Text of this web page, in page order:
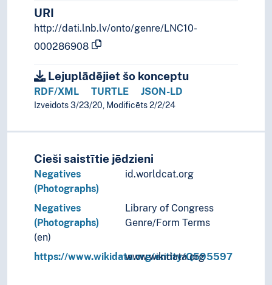
URI
http://dati.lnb.lv/onto/genre/LNC10-
000286908
Lejuplādējiet šo konceptu
RDF/XML TURTLE JSON-LD
Izveidots 3/23/20, Modificēts 2/2/24
Cieši saistītie jēdzieni
Negatives
(Photographs)
id.worldcat.org
Negatives
(Photographs)
(en)
Library of Congress
Genre/Form Terms
https://www.wikidata.org/entity/Q595597
www.wikidata.org